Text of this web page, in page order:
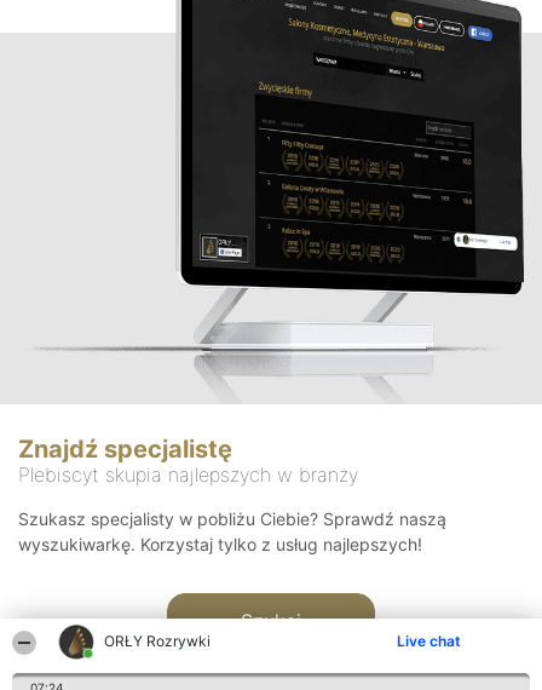
ORŁY Rozrywki Live chat
Znajdź specjalistę
Plebiscyt skupia najlepszych w branży
Szukasz specjalisty w pobliżu Ciebie? Sprawdź naszą
wyszukiwarkę. Korzystaj tylko z usług najlepszych!
Szukaj